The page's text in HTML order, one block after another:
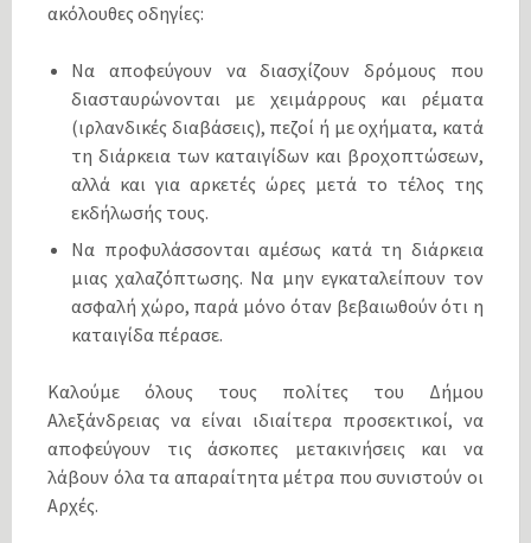
ακόλουθες οδηγίες:
Να αποφεύγουν να διασχίζουν δρόμους που
διασταυρώνονται με χειμάρρους και ρέματα
(ιρλανδικές διαβάσεις), πεζοί ή με οχήματα, κατά
τη διάρκεια των καταιγίδων και βροχοπτώσεων,
αλλά και για αρκετές ώρες μετά το τέλος της
εκδήλωσής τους.
Να προφυλάσσονται αμέσως κατά τη διάρκεια
μιας χαλαζόπτωσης. Να μην εγκαταλείπουν τον
ασφαλή χώρο, παρά μόνο όταν βεβαιωθούν ότι η
καταιγίδα πέρασε.
Καλούμε όλους τους πολίτες του Δήμου
Αλεξάνδρειας να είναι ιδιαίτερα προσεκτικοί, να
αποφεύγουν τις άσκοπες μετακινήσεις και να
λάβουν όλα τα απαραίτητα μέτρα που συνιστούν οι
Αρχές.